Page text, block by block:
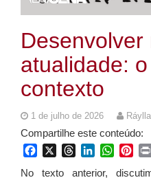
Desenvolver
atualidade:
contexto
1 de julho de 2026
Compartilhe este conteúdo:
FacebookThreadsLinkedIn
No texto anterior,